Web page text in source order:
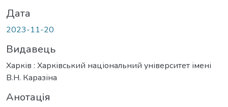
Дата
2023-11-20
Видавець
Харків : Харківський національний університет імені
В.Н. Каразіна
Анотація